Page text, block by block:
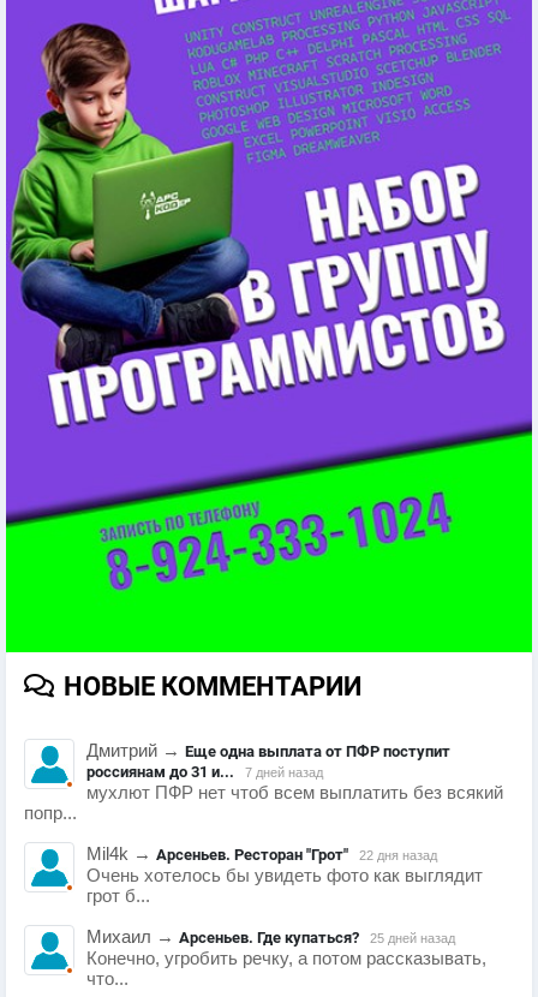
НОВЫЕ КОММЕНТАРИИ
Дмитрий → Еще одна выплата от ПФР поступит
россиянам до 31 и...
7 дней назад
мухлют ПФР нет чтоб всем выплатить без всякий
попр...
Mil4k → Арсеньев. Ресторан "Грот" 22 дня назад
Очень хотелось бы увидеть фото как выглядит
грот б...
Михаил → Арсеньев. Где купаться? 25 дней назад
Конечно, угробить речку, а потом рассказывать,
что...